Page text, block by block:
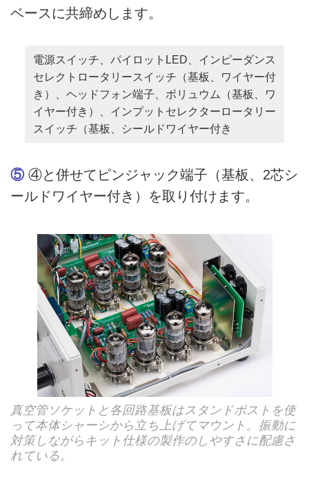
ベースに共締めします。
電源スイッチ、パイロットLED、インピーダンス
セレクトロータリースイッチ（基板、ワイヤー付
き）、ヘッドフォン端子、ボリュウム（基板、ワ
イヤー付き）、インプットセレクターロータリー
スイッチ（基板、シールドワイヤー付き
⑤④と併せてピンジャック端子（基板、2芯シ
ールドワイヤー付き）を取り付けます。
真空管ソケットと各回路基板はスタンドポストを使
って本体シャーシから立ち上げてマウント。振動に
対策しながらキット仕様の製作のしやすさに配慮さ
れている。